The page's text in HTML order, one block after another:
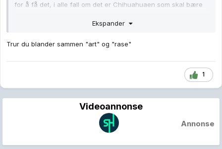
for å få det, i alle fall om det er Chihuahuaen som skal bære
lage ein slik blandingsrase, som igjen medfører at dette er to
definisjonen er å rekne som samme rase.
Ekspander
Trur du blander sammen "art" og "rase"
1
Videoannonse
Annonse